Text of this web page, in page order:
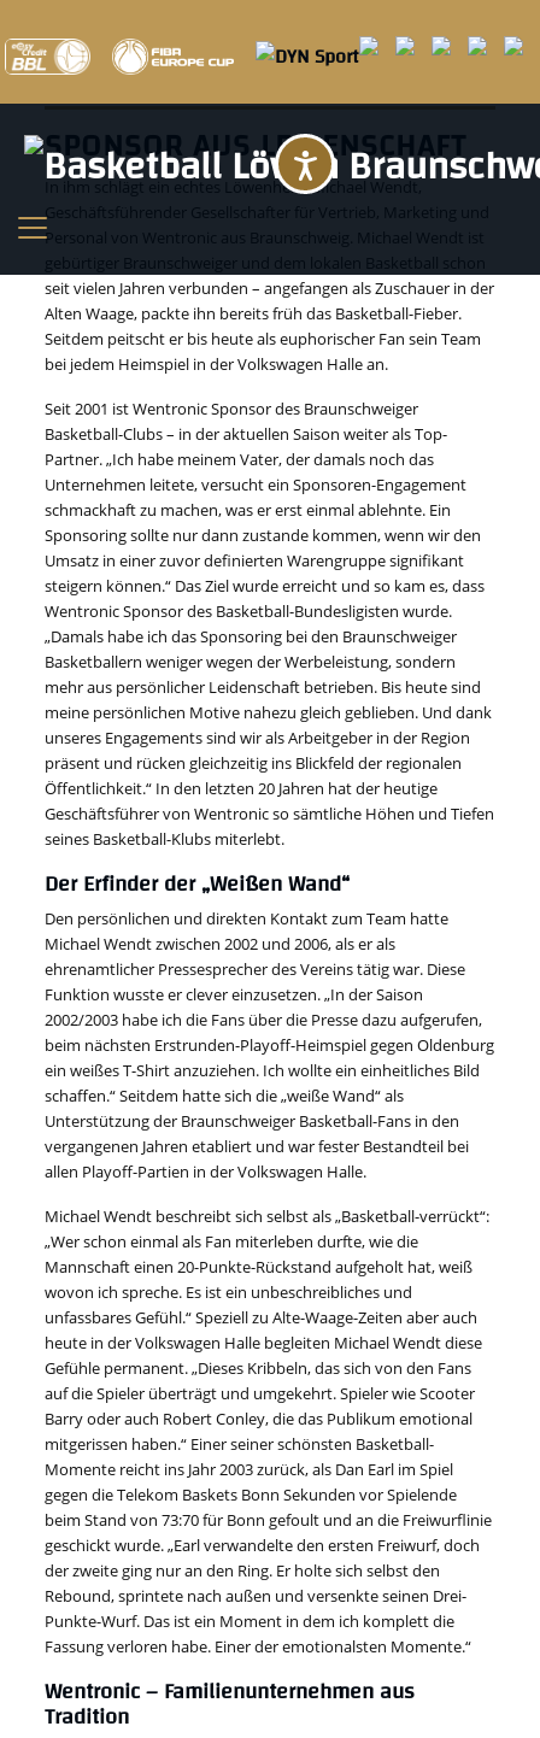
wentronic
SPONSOR AUS LEIDENSCHAFT
In ihm schlägt ein echtes Löwenherz: Michael Wendt,
Geschäftsführender Gesellschafter für Vertrieb, Marketing und
Personal von Wentronic aus Braunschweig. Michael Wendt ist
seit vielen Jahren verbunden – angefangen als Zuschauer in der
Alten Waage, packte ihn bereits früh das Basketball-Fieber.
Seitdem peitscht er bis heute als euphorischer Fan sein Team
bei jedem Heimspiel in der Volkswagen Halle an.
Seit 2001 ist Wentronic Sponsor des Braunschweiger
Basketball-Clubs – in der aktuellen Saison weiter als Top-
Partner. „Ich habe meinem Vater, der damals noch das
Unternehmen leitete, versucht ein Sponsoren-Engagement
schmackhaft zu machen, was er erst einmal ablehnte. Ein
Sponsoring sollte nur dann zustande kommen, wenn wir den
Umsatz in einer zuvor definierten Warengruppe signifikant
steigern können.“ Das Ziel wurde erreicht und so kam es, dass
Wentronic Sponsor des Basketball-Bundesligisten wurde.
„Damals habe ich das Sponsoring bei den Braunschweiger
Basketballern weniger wegen der Werbeleistung, sondern
mehr aus persönlicher Leidenschaft betrieben. Bis heute sind
meine persönlichen Motive nahezu gleich geblieben. Und dank
unseres Engagements sind wir als Arbeitgeber in der Region
präsent und rücken gleichzeitig ins Blickfeld der regionalen
Öffentlichkeit.“ In den letzten 20 Jahren hat der heutige
Geschäftsführer von Wentronic so sämtliche Höhen und Tiefen
seines Basketball-Klubs miterlebt.
Der Erfinder der „Weißen Wand“
Den persönlichen und direkten Kontakt zum Team hatte
Michael Wendt zwischen 2002 und 2006, als er als
ehrenamtlicher Pressesprecher des Vereins tätig war. Diese
Funktion wusste er clever einzusetzen. „In der Saison
2002/2003 habe ich die Fans über die Presse dazu aufgerufen,
beim nächsten Erstrunden-Playoff-Heimspiel gegen Oldenburg
ein weißes T-Shirt anzuziehen. Ich wollte ein einheitliches Bild
schaffen.“ Seitdem hatte sich die „weiße Wand“ als
Unterstützung der Braunschweiger Basketball-Fans in den
vergangenen Jahren etabliert und war fester Bestandteil bei
allen Playoff-Partien in der Volkswagen Halle.
Michael Wendt beschreibt sich selbst als „Basketball-verrückt“:
„Wer schon einmal als Fan miterleben durfte, wie die
Mannschaft einen 20-Punkte-Rückstand aufgeholt hat, weiß
wovon ich spreche. Es ist ein unbeschreibliches und
unfassbares Gefühl.“ Speziell zu Alte-Waage-Zeiten aber auch
heute in der Volkswagen Halle begleiten Michael Wendt diese
Gefühle permanent. „Dieses Kribbeln, das sich von den Fans
auf die Spieler überträgt und umgekehrt. Spieler wie Scooter
Barry oder auch Robert Conley, die das Publikum emotional
mitgerissen haben.“ Einer seiner schönsten Basketball-
Momente reicht ins Jahr 2003 zurück, als Dan Earl im Spiel
gegen die Telekom Baskets Bonn Sekunden vor Spielende
beim Stand von 73:70 für Bonn gefoult und an die Freiwurflinie
geschickt wurde. „Earl verwandelte den ersten Freiwurf, doch
der zweite ging nur an den Ring. Er holte sich selbst den
Rebound, sprintete nach außen und versenkte seinen Drei-
Punkte-Wurf. Das ist ein Moment in dem ich komplett die
Fassung verloren habe. Einer der emotionalsten Momente.“
Wentronic – Familienunternehmen aus
Tradition